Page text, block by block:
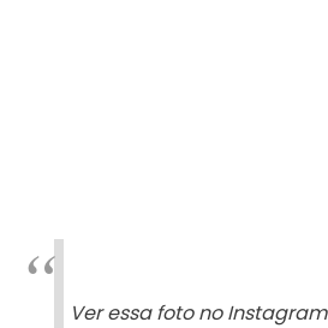
Ver essa foto no Instagram